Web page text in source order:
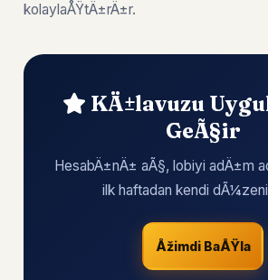
kolaylaÅŸtÄ±rÄ±r.
KÄ±lavuzu
GeÃ§ir
HesabÄ±nÄ± aÃ§, lobiyi adÄ±m
ilk haftadan kendi
Åžimdi BaÅŸla